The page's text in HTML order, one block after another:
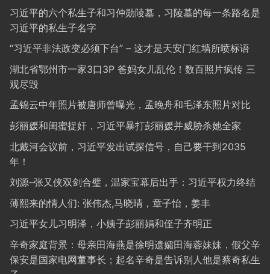
习近平的六个私生子和习仲勋陵墓，习陵墓的每一条路名是
习近平的私生子名字
“习近平非法政变必须下台” – 这才是天安门红墙所喷标语
湖北省鄂州市一家3口3P 爸妈女儿乱伦！数百照片疯传 三
观尽毁
孟锦云中年照片被唐师曾曝光，孟晚舟和毛泽东照片对比
彭丽媛和闺蜜捉奸，习近平暴打彭丽媛并威胁杀她全家
北戴河会议前，习近平发出试探信号，自己要干到2035
年！
刘源–张又侠双剑合璧，温家宝幕后出手：习近平权力终结
薄熙来的情人们: 张伟杰,马晓晴，章子怡，姜丰
习近平女儿习明泽，小姨子彭丽娟和侄子齐明正
辛奇家庭背景：母亲田海燕是徐明遗孀田海蓉妹妹，假父辛
保安是国家电网董事长；起名辛奇是告诉别人他是蔡奇私生